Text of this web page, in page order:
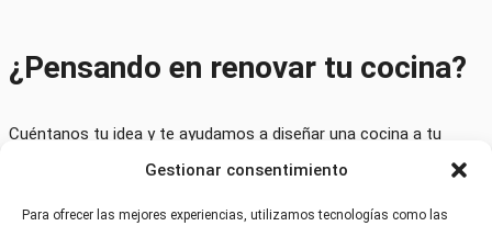
Gestionar consentimiento
Para ofrecer las mejores experiencias, utilizamos tecnologías como las
¿Pensando en renovar tu cocina?
Cuéntanos tu idea y te ayudamos a diseñar una cocina a tu